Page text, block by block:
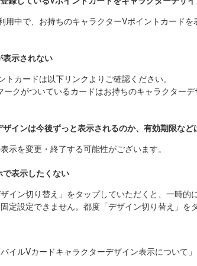
用中で、お持ちのキャラクターVポイントカード
示されない
トカードは以下リンクよりご確認ください。
ークがついているカードはお持ちのキャラクター
インは今後ずっと表示されるのか、有効期限など
示を変更・終了する可能性がございます。
表示したくない
イン切り替え」をタップしていただくと、一時的
定設定できません。都度「デザイン切り替え」を
イルVカードキャラクターデザイン表示について